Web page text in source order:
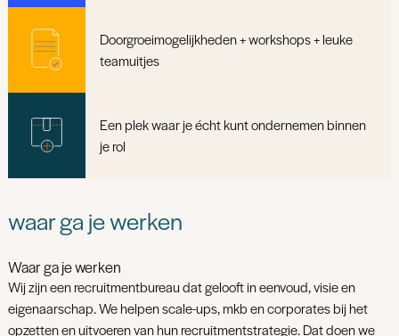
Doorgroeimogelijkheden + workshops + leuke
teamuitjes
Een plek waar je écht kunt ondernemen binnen
je rol
waar ga je werken
Waar ga je werken
Wij zijn een recruitmentbureau dat gelooft in eenvoud, visie en
eigenaarschap. We helpen scale-ups, mkb en corporates bij het
opzetten en uitvoeren van hun recruitmentstrategie. Dat doen we